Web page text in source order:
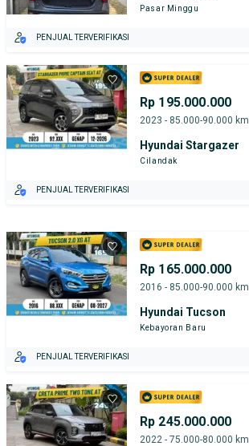
Pasar Minggu
PENJUAL TERVERIFIKASI
Rp 195.000.000
2023 - 85.000-90.000 km
Hyundai Stargazer
Cilandak
PENJUAL TERVERIFIKASI
Rp 165.000.000
2016 - 85.000-90.000 km
Hyundai Tucson
Kebayoran Baru
PENJUAL TERVERIFIKASI
Rp 245.000.000
2022 - 75.000-80.000 km